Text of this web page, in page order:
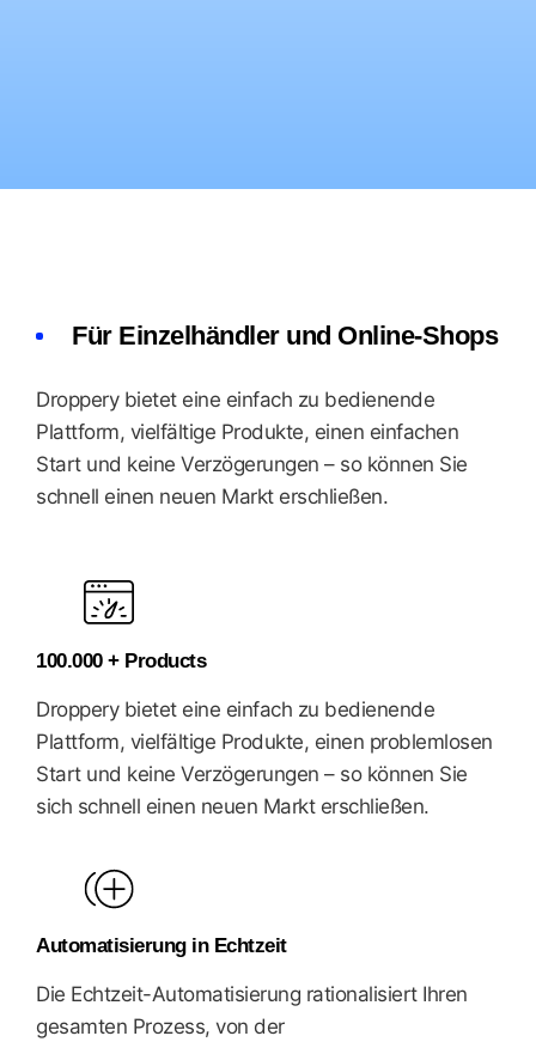
Für Einzelhändler und Online-Shops
Droppery bietet eine einfach zu bedienende
Plattform, vielfältige Produkte, einen einfachen
Start und keine Verzögerungen – so können Sie
schnell einen neuen Markt erschließen.
100.000 + Products
Droppery bietet eine einfach zu bedienende
Plattform, vielfältige Produkte, einen problemlosen
Start und keine Verzögerungen – so können Sie
sich schnell einen neuen Markt erschließen.
Automatisierung in Echtzeit
Die Echtzeit-Automatisierung rationalisiert Ihren
gesamten Prozess, von der